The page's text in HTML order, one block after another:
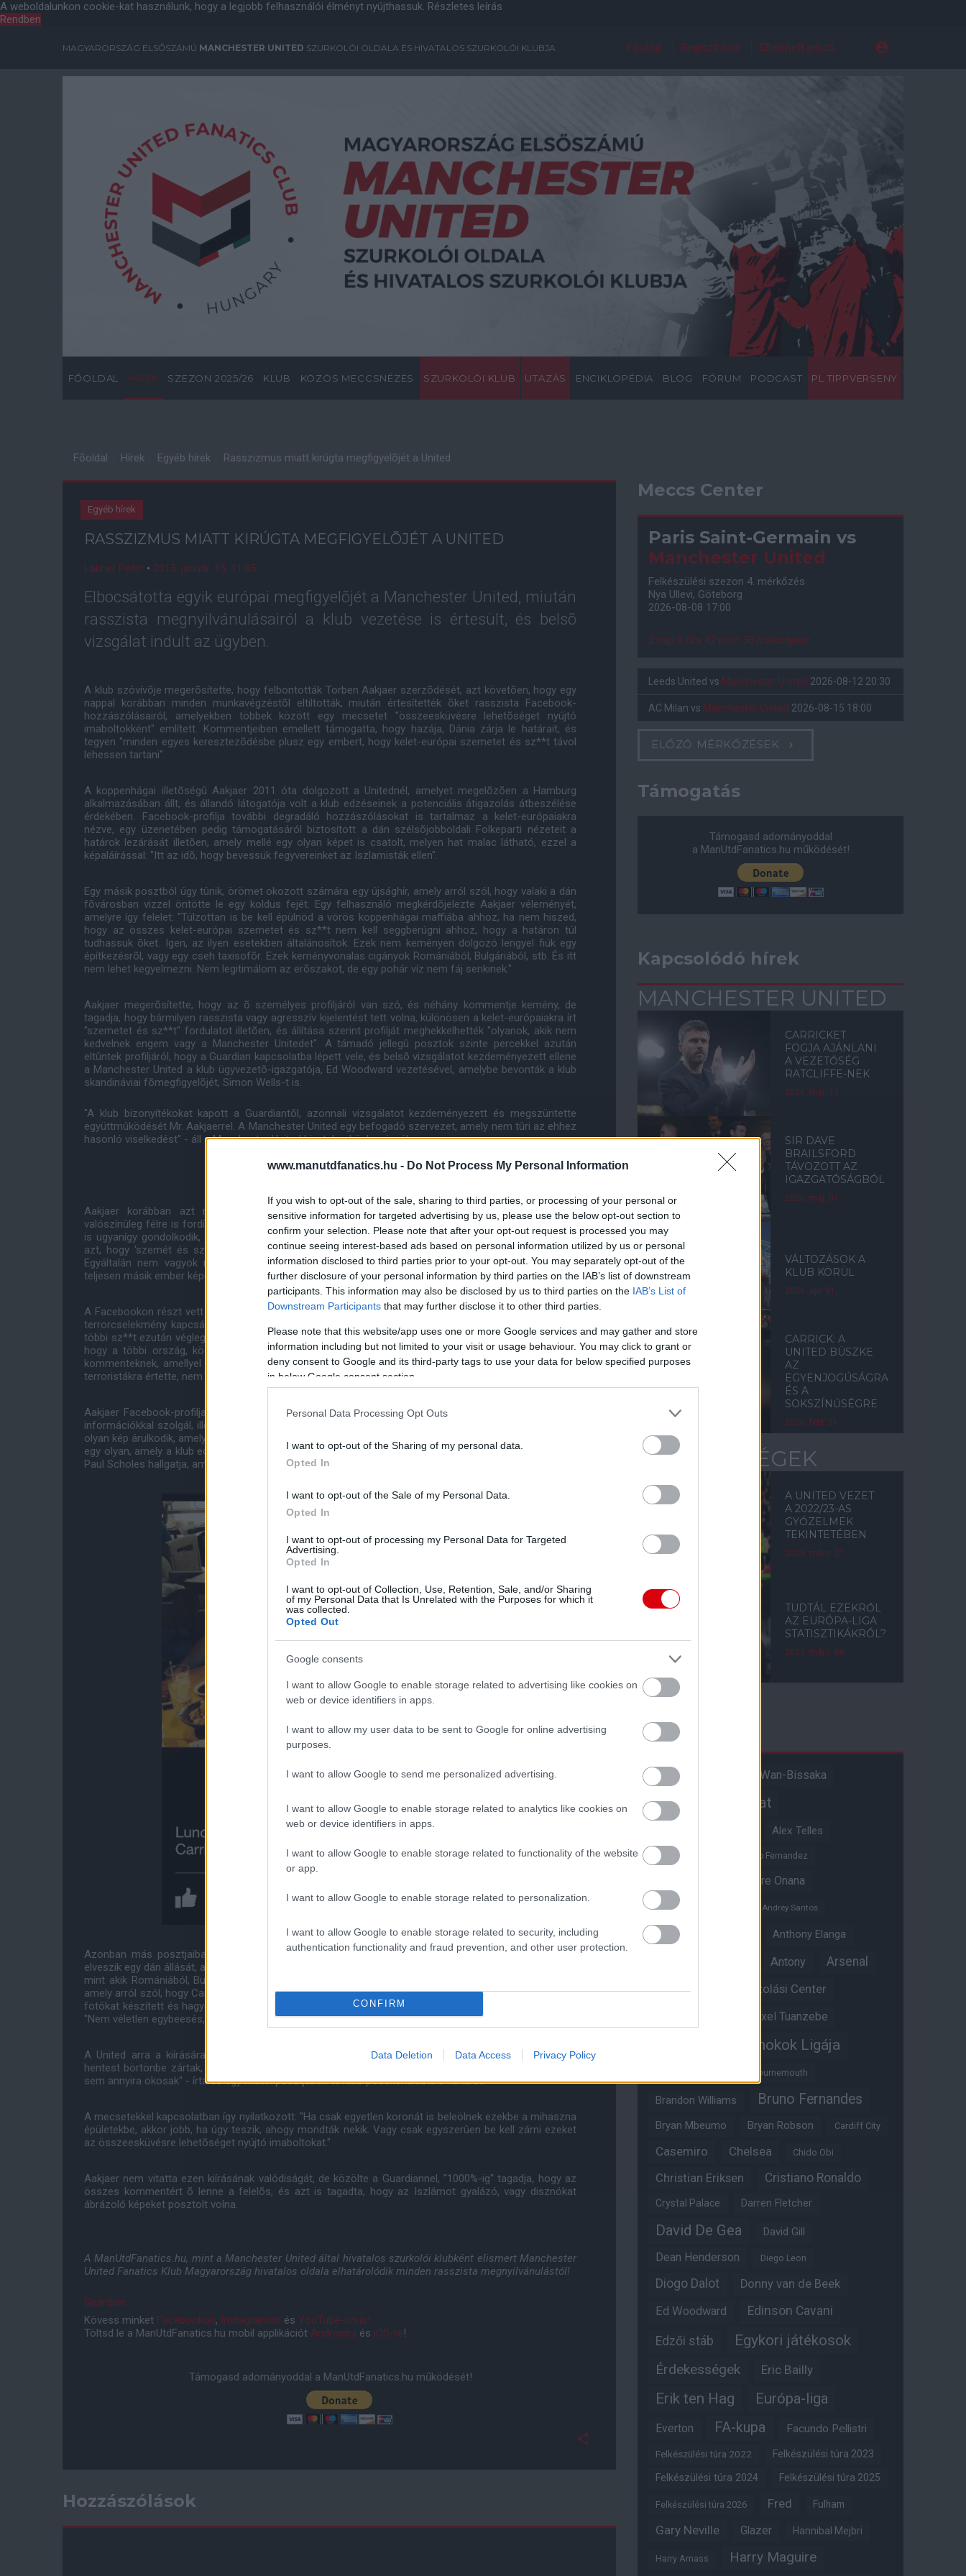
www.manutdfanatics.hu - Do Not Process My Personal Information
If you wish to opt-out of the sale, sharing to third parties, or processing of your personal or
sensitive information for targeted advertising by us, please use the below opt-out section to
confirm your selection. Please note that after your opt-out request is processed you may
continue seeing interest-based ads based on personal information utilized by us or personal
information disclosed to third parties prior to your opt-out. You may separately opt-out of the
further disclosure of your personal information by third parties on the IAB’s list of downstream
participants. This information may also be disclosed by us to third parties on the IAB’s List of
Downstream Participants that may further disclose it to other third parties.
Please note that this website/app uses one or more Google services and may gather and store
information including but not limited to your visit or usage behaviour. You may click to grant or
deny consent to Google and its third-party tags to use your data for below specified purposes
in below Google consent section.
Personal Data Processing Opt Outs
I want to opt-out of the Sharing of my personal data.
Opted In
I want to opt-out of the Sale of my Personal Data.
Opted In
I want to opt-out of processing my Personal Data for Targeted
Advertising.
Opted In
I want to opt-out of Collection, Use, Retention, Sale, and/or Sharing
of my Personal Data that Is Unrelated with the Purposes for which it
was collected.
Opted Out
Google consents
I want to allow Google to enable storage related to advertising like cookies on
web or device identifiers in apps.
I want to allow my user data to be sent to Google for online advertising
purposes.
I want to allow Google to send me personalized advertising.
I want to allow Google to enable storage related to analytics like cookies on
web or device identifiers in apps.
I want to allow Google to enable storage related to functionality of the website
or app.
I want to allow Google to enable storage related to personalization.
I want to allow Google to enable storage related to security, including
authentication functionality and fraud prevention, and other user protection.
CONFIRM
Data Deletion Data Access Privacy Policy
A weboldalunkon cookie-kat használunk, hogy a legjobb felhasználói élményt nyújthassuk. Részletes leírás
Rendben
MAGYARORSZÁG ELSŐSZÁMÚ MANCHESTER UNITED SZURKOLÓI OLDALA ÉS HIVATALOS SZURKOLÓI KLUBJA Főoldal Regisztráció Elfelejtett jelszó
FŐOLDAL HÍREK SZEZON 2025/26 KLUB KÖZÖS MECCSNÉZÉS SZURKOLÓI KLUB UTAZÁS ENCIKLOPÉDIA BLOG FÓRUM PODCAST PL TIPPVERSENY
Főoldal Hírek Egyéb hírek Rasszizmus miatt kirúgta megfigyelõjét a United
Egyéb hírek
RASSZIZMUS MIATT KIRÚGTA MEGFIGYELÕJÉT A UNITED
Lakner Péter • 2015. január. 15. 11:05
Elbocsátotta egyik európai megfigyelõjét a Manchester United, miután
rasszista megnyilvánulásairól a klub vezetése is értesült, és belsõ
vizsgálat indult az ügyben.
A klub szóvívõje megerõsítette, hogy felbontották Torben Aakjaer szerzõdését, azt követõen, hogy egy
nappal korábban minden munkavégzéstõl eltiltották, miután értesítették õket rasszista Facebook-
hozzászólásairól, amelyekben többek között egy mecsetet "összeesküvésre lehetõséget nyújtó
imaboltokként" említett. Kommentjeiben emellett támogatta, hogy hazája, Dánia zárja le határait, és
tegyen "minden egyes keresztezõdésbe plusz egy embert, hogy kelet-európai szemetet és sz**t távol
lehessen tartani".
A koppenhágai illetõségû Aakjaer 2011 óta dolgozott a Unitednél, amelyet megelõzõen a Hamburg
alkalmazásában állt, és állandó látogatója volt a klub edzéseinek a potenciális átigazolás átbeszélése
érdekében. Facebook-profilja további degradáló hozzászólásokat is tartalmaz a kelet-európaiakra
nézve, egy üzenetében pedig támogatásáról biztosított a dán szélsõjobboldali Folkeparti nézeteit a
határok lezárását illetõen, amely mellé egy olyan képet is csatolt, melyen hat malac látható, ezzel a
képaláírással: "Itt az idõ, hogy bevessük fegyvereinket az Iszlamisták ellen".
Egy másik posztból úgy tûnik, örömet okozott számára egy újsághír, amely arról szól, hogy valaki a dán
fõvárosban vizzel öntötte le egy koldus fejét. Egy felhasználó megkérdõjelezte Aakjaer véleményét,
amelyre így felelet: "Túlzottan is be kell épülnöd a vörös koppenhágai maffiába ahhoz, ha nem hiszed,
hogy az összes kelet-európai szemetet és sz**t nem kell seggberúgni ahhoz, hogy a határon túl
tudhassuk õket. Igen, az ilyen esetekben általánosítok. Ezek nem keményen dolgozó lengyel fiúk egy
építkezésrõl, vagy egy cseh taxisofõr. Ezek keményvonalas cigányok Romániából, Bulgáriából, stb. És itt
nem lehet kegyelmezni. Nem legitimálom az erõszakot, de egy pohár víz nem fáj senkinek."
Aakjaer megerõsítette, hogy az õ személyes profiljáról van szó, és néhány kommentje kemény, de
tagadja, hogy bármilyen rasszista vagy agresszív kijelentést tett volna, különösen a kelet-európaiakra írt
"szemetet és sz**t" fordulatot illetõen, és állítása szerint profilját meghekkelhették "olyanok, akik nem
kedvelnek engem vagy a Manchester Unitedet". A támadó jellegû posztok szinte percekkel azután
eltûntek profiljáról, hogy a Guardian kapcsolatba lépett vele, és belsõ vizsgálatot kezdeményezett ellene
a Manchester United a klub ügyvezetõ-igazgatója, Ed Woodward vezetésével, amelybe bevonták a klub
skandináviai fõmegfigyelõjét, Simon Wells-t is.
"A klub bizonyítékokat kapott a Guardiantõl, azonnali vizsgálatot kezdeményezett és megszüntette
együttmûködését Mr. Aakjaerrel. A Manchester United egy befogadó szervezet, amely nem tûri az ehhez
hasonló viselkedést" - áll a Manchester United hivatalos közleményében.
Aakjaer korábban azt mondta az újságnak, kommentjeit "kiragadták szövegkörnyezetükbõl" és
valószínûleg félre is fordították. "Hiszem, hogy le kellene zárnunk határainkat, mint ahogy rengeteg dán
is ugyanígy gondolkodik, de soha nem használnék agresszív nyelvezetet" - mondta. "Soha nem írnám
azt, hogy 'szemét és sz*r'. Soha nem írtam semmilyen rasszista hozzászólást, az nem én lennék.
Egyáltalán nem vagyok rasszista, mélységesen sokkolt ez az eset. Amikor meghallottam, az egy
teljesen másik ember képét mutatta, mint amilyen vagyok."
A Facebookon részt vett egy olyan beszélgetésben is a Charlie Hebdo szerkesztõsége ellen elkövetett
terrorcselekmény kapcsán, ahol egy barátja azt írta, reméli, hogy Franciaország "az országukban lévõ
többi sz**t ezután végleg eltávolítja". Aakjaer erre így válaszolt: "Ezzel csak egyetérteni tudok. Reméljük,
hogy a többi ország, köztül hõnszeretett Dániánk is követi majd ezt a példát." Ez egyike volt azon
kommenteknek, amellyel kapcsolatban Aakjaer elismerte, hogy õ írta, bár azt hozzátette, hogy ezt a
terroristákra értette, nem a muszlimokra.
Aakjaer Facebook-profilja emellett a United-megfigyelõjeként Európában tett utazásairól is naprakész
információkkal szolgál, illetbe betekintést nyerhetünk manchesteri mindennapjaiba, amelyrõl például egy
olyan kép árulkodik, amelyen éppen Nemanja Vidic és Robin van Persie társaságában ebédel, vagy éppen
egy olyan, amely a klub edzõi stábjának elõzõ szezonvégi találkozóján készült, és éppen Ryan Giggs és
Paul Scholes hallgatja, amint a klub akadémiai játékosainak kiválasztásában betöltött szerepérõl beszél.
Azonban más posztjaiban azt állítja, Dániának el kellene távolítania országából a bevándorlókat. "Ha
elveszik egy dán állását, akkor kifelé, de elõbb a határokat kell lezárni az olyan bûnözõk és koldusok elõl,
mint akik Romániából, Bulgáriából stb. érkeznek". Egy másik kiírása egy olyan újságcikkel kapcsolatos,
amely arról szól, hogy Caroline Wozniacki, aki lengyel szülõk gyermekeként egész életében Dániában élt,
fotókat készített és hagyott Serena Williams telefonján, miután rejtélyes módon egy partin hozzákerült.
"Nem véletlen egybeesés, hogy lengyel" - írja hozzászólásként.
A United arra a kiírására is magyarázatot várt Aakjaertõl, amelyet azzal kapcsolatban írt, hogy egy
hentest börtönbe zártak, amiért disznóhúst adott el muszlimoknak évekig - "Tehát a nagyokosak még
sem annyira okosak" - írta és egy másik posztjában tovább pocskondiázta a kultúrát.
A mecsetekkel kapcsolatban így nyilatkozott: "Ha csak egyetlen koronát is beleölnek ezekbe a mihaszna
épületekbe, akkor jobb, ha úgy teszik, ahogy mondták nekik. Vagy csak egyszerûen be kell zárni ezeket
az összeesküvésre lehetõséget nyújtó imaboltokat."
Aakjaer nem vitatta ezen kiírásának valódiságát, de közölte a Guardiannel, "1000%-ig" tagadja, hogy az
összes kommentért õ lenne a felelõs, és azt is tagadta, hogy az Iszlámot gyalázó, vagy disznókat
ábrázoló képeket posztolt volna.
A ManUtdFanatics.hu, mint a Manchester United által hivatalos szurkolói klubként elismert Manchester
United Fanatics Klub Magyarország hivatalos oldala elhatárolódik minden rasszista megnyilvánulástól!
Guardian
Kövess minket Facebookon, Instagramon és YouTube-on is!
Töltsd le a ManUtdFanatics.hu mobil applikációt Androidra és iOS-re!
Támogasd adományoddal a ManUtdFanatics.hu működését!
Hozzászólások
Meccs Center
Paris Saint-Germain vs
Manchester United
Felkészülési szezon 4. mérkőzés
Nya Ullevi, Göteborg
2026-08-08 17:00
2 nap 9 óra 42 perc 49 másodperc
Leeds United vs Manchester United 2026-08-12 20:30
AC Milan vs Manchester United 2026-08-15 18:00
ELŐZŐ MÉRKŐZÉSEK
Támogatás
Támogasd adományoddal
a ManUtdFanatics.hu működését!
Kapcsolódó hírek
MANCHESTER UNITED
CARRICKET
FOGJA AJÁNLANI
A VEZETŐSÉG
RATCLIFFE-NEK
2026. máj. 13.
SIR DAVE
BRAILSFORD
TÁVOZOTT AZ
IGAZGATÓSÁGBÓL
2026. máj. 07.
VÁLTOZÁSOK A
KLUB KÖRÜL
2026. ápr. 01.
CARRICK: A
UNITED BÜSZKE
AZ
EGYENJOGÚSÁGRA
ÉS A
SOKSZÍNŰSÉGRE
2026. febr. 21.
ÉRDEKESSÉGEK
A UNITED VEZET
A 2022/23-AS
GYŐZELMEK
TEKINTETÉBEN
2023. márc. 21.
TUDTÁL EZEKRŐL
AZ EURÓPA-LIGA
STATISZTIKÁKRÓL?
2023. márc. 08.
Címkék
A hangadó Aaron Wan-Bissaka
Akadémiai csapat
Alex Telles
Altay Bayindir Alvaro Fernandez
Andre Onana
Andreas Pereira
Andrey Santos
Angol válogatott Anthony Elanga
Antony Arsenal
Aston Villa Átigazolási Center
Axel Tuanzebe
Bajnokok Ligája
Bournemouth
Brandon Williams Bruno Fernandes
Bryan Mbeumo Bryan Robson Cardiff City
Casemiro Chelsea Chido Obi
Christian Eriksen Cristiano Ronaldo
Crystal Palace Darren Fletcher
David De Gea David Gill
Dean Henderson Diego Leon
Diogo Dalot
Donny van de Beek
Ed Woodward
Edinson Cavani
Edzői stáb Egykori játékosok
Érdekességek Eric Bailly
Erik ten Hag Európa-liga
Everton FA-kupa Facundo Pellistri
Felkészülési túra 2022 Felkészülési túra 2023
Felkészülési túra 2024 Felkészülési túra 2025
Felkészülési túra 2026 Fred Fulham
Gary Neville Glazer Hannibal Mejbri
Harry Amass Harry Maguire